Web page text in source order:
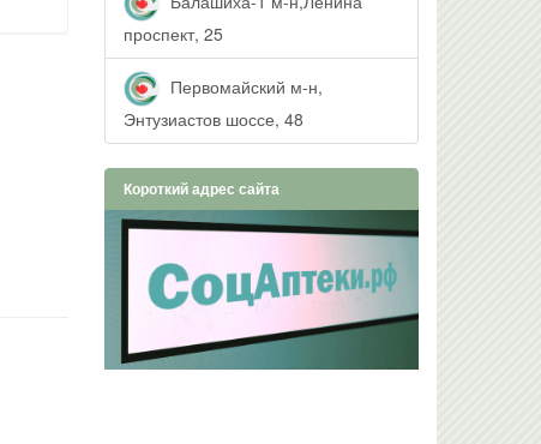
проспект, 25
Первомайский м-н,
Энтузиастов шоссе, 48
Короткий адрес сайта